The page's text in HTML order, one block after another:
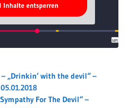
Inhalte entsperren
„Drinkin‘ with the devil“ –
For The Devil“ –